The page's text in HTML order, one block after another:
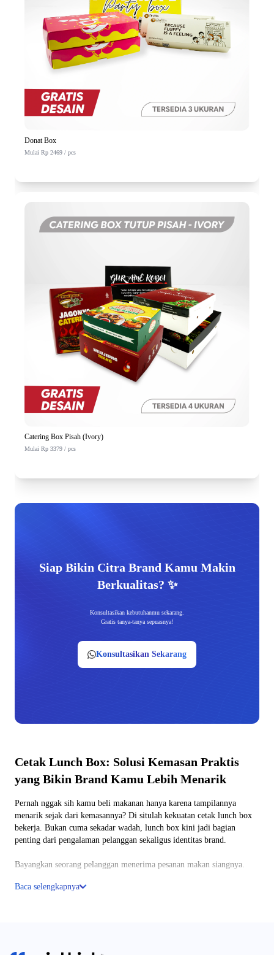
Donat Box
Mulai Rp 2469 / pcs
Catering Box Pisah (Ivory)
Mulai Rp 3379 / pcs
Siap Bikin Citra Brand Kamu Makin
Berkualitas? ✨
Konsultasikan kebutuhanmu sekarang.
Gratis tanya-tanya sepuasnya!
Konsultasikan Sekarang
Cetak Lunch Box: Solusi Kemasan Praktis
yang Bikin Brand Kamu Lebih Menarik
Pernah nggak sih kamu beli makanan hanya karena tampilannya
menarik sejak dari kemasannya? Di situlah kekuatan cetak lunch box
bekerja. Bukan cuma sekadar wadah, lunch box kini jadi bagian
penting dari pengalaman pelanggan sekaligus identitas brand.
Bayangkan seorang pelanggan menerima pesanan makan siangnya.
lewat desain kemasan yang rapi dan profesional. Kesan pertama ini
bisa jadi pembeda besar. Lunch box bukan lagi sekadar pembungkus,
Baca selengkapnya